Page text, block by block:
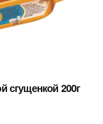
сгущенкой 200г